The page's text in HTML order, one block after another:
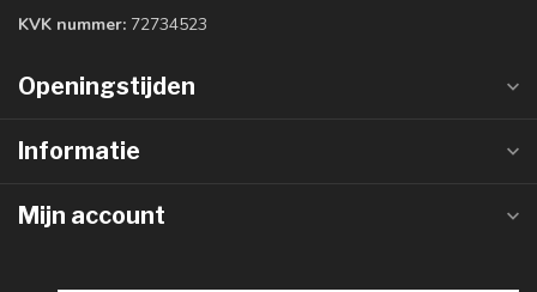
KVK nummer: 72734523
Openingstijden
Informatie
Mijn account